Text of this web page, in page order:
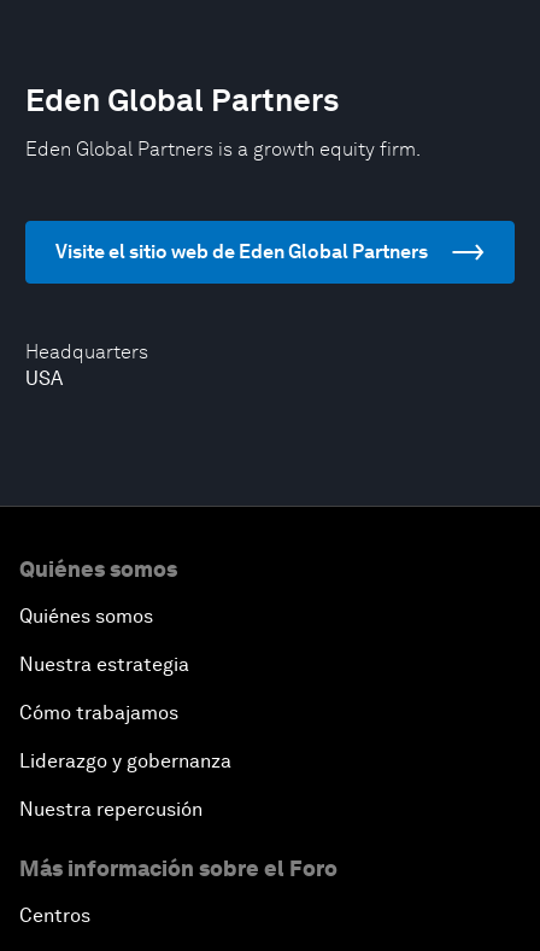
Headquarters
USA
Eden Global Partners
Eden Global Partners is a growth equity firm.
Visite el sitio web de Eden Global Partners
Quiénes somos
Quiénes somos
Nuestra estrategia
Cómo trabajamos
Liderazgo y gobernanza
Nuestra repercusión
Más información sobre el Foro
Centros